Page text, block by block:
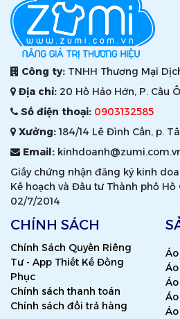
Công ty: TNHH Thương Mại
Địa chỉ: 20 Hồ Hảo Hớn, P. Cầu
Số điện thoại: 0903132585
Xưởng:184/14 Lê Đình Cẩn, p.
Email:
Giấy chứng nhận đăng ký kinh
Kế hoạch và Đầu tư Thành phố
02/7/2014
CHÍNH SÁCH
Chính Sách Quyền Riêng
Tư - App Thiết Kế Đồng
Phục
Chính sách thanh toán
Chính sách đổi trả hàng